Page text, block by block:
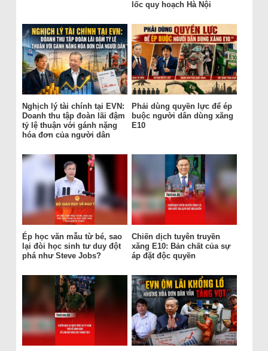
lốc quy hoạch Hà Nội
Nghịch lý tài chính tại EVN:
Doanh thu tập đoàn lãi đậm
tỷ lệ thuận với gánh nặng
hóa đơn của người dân
Phải dùng quyền lực để ép
buộc người dân dùng xăng
E10
Ép học văn mẫu từ bé, sao
lại đòi học sinh tư duy đột
phá như Steve Jobs?
Chiến dịch tuyên truyền
xăng E10: Bản chất của sự
áp đặt độc quyền